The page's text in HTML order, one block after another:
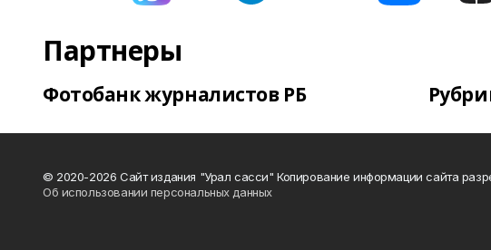
Партнеры
Фотобанк журналистов РБ
© 2020-2026 Сайт издания "Урал сасси" Копирование информации сайта
Об использовании персональных данных